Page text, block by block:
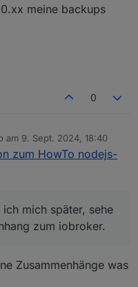
meine backups
0
am 9. Sept. 2024, 18:40
von
zum HowTo nodejs-
mich später, sehe
zum iobroker.
Zusammenhänge was